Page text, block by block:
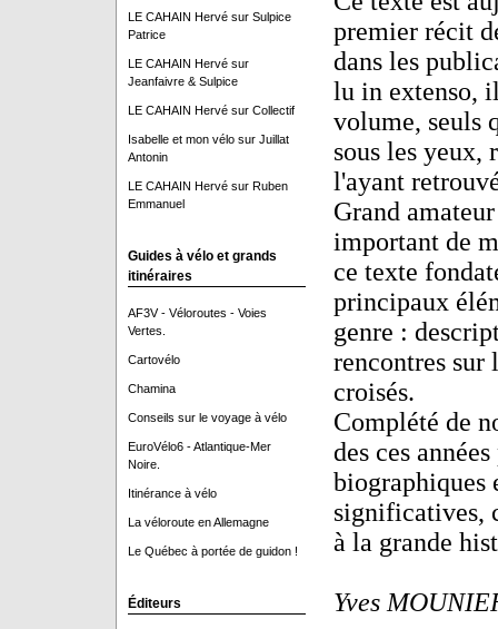
LE CAHAIN Hervésur Sulpice
Patrice
LE CAHAIN Hervésur
Jeanfaivre & Sulpice
LE CAHAIN Hervésur Collectif
Isabelle et mon vélosur Juillat
Antonin
LE CAHAIN Hervésur Ruben
Emmanuel
Guides à vélo et grands
itinéraires
AF3V - Véloroutes - Voies
Vertes.
Cartovélo
Chamina
Conseils sur le voyage à vélo
EuroVélo6 - Atlantique-Mer
Noire.
Itinérance à vélo
La véloroute en Allemagne
Le Québec à portée de guidon !
Éditeurs
premier récit
dans les
lu in extenso,
volume, seuls
sous les yeux,
l'ayant
Grand
important de
ce texte
principaux
genre :
rencontres sur
croisés.
Complété de
des ces
biographiques
significatives,
à la grande
Yves